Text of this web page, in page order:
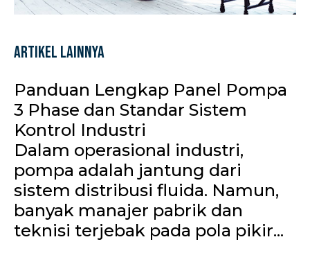
Artikel Lainnya
Panduan Lengkap Panel Pompa
3 Phase dan Standar Sistem
Kontrol Industri
Dalam operasional industri,
pompa adalah jantung dari
sistem distribusi fluida. Namun,
banyak manajer pabrik dan
teknisi terjebak pada pola pikir...